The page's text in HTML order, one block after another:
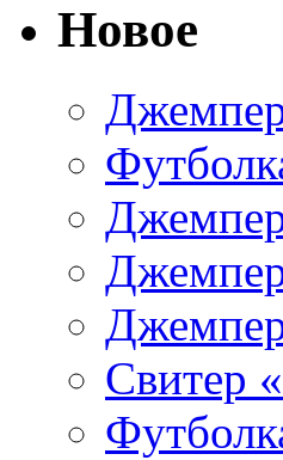
Новое
Свитер